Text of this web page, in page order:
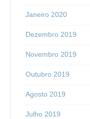
Janeiro 2020
Dezembro 2019
Novembro 2019
Outubro 2019
Agosto 2019
Julho 2019